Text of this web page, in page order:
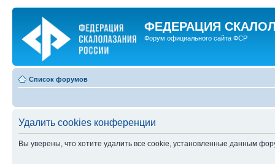
ФЕДЕРАЦИЯ
Форум официального сайта ФСР
Список форумов
Удалить cookies конференции
Вы уверены, что хотите удалить все cookie, установленные данным